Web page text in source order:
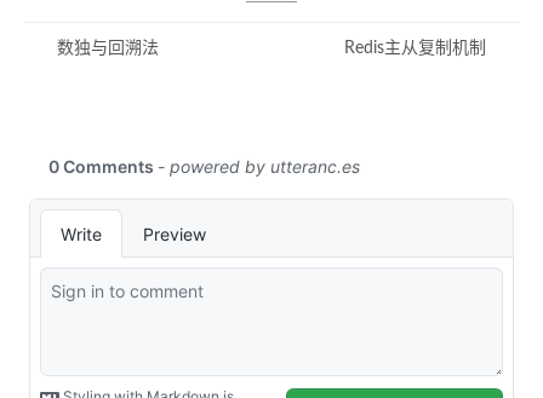
数独与回溯法 Redis主从复制机制